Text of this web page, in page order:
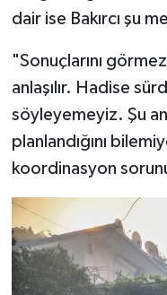
dair ise Bakırcı şu
"Sonuçlarını
anlaşılır. Hadise
söyleyemeyiz. Şu
planlandığını
koordinasyon